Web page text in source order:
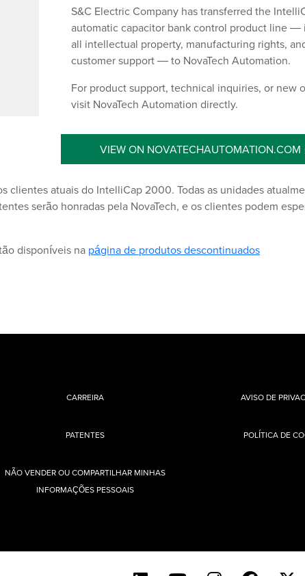
S&C Electric Company has transferred the
automatic capacitor bank control product line ―
all intellectual property, manufacturing rights,
customer support ― to NovaTech Automation.
For product support, technical inquiries, or new
visit NovaTech Automation directly.
VIEW ON NOVATECHAUTOMATION.COM
clientes atuais do IntelliCap 2000. Todas as unidades
serão honradas pela NovaTech, e os clientes podem
disponíveis na página de produtos descontinuados
CARREIRA
PATENTES
AVISO DE
POLÍTICA DE
NÃO VENDER OU COMPARTILHAR MINHAS
INFORMAÇÕES PESSOAIS